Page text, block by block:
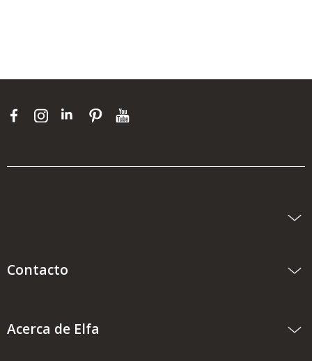
Contacto
Acerca de Elfa